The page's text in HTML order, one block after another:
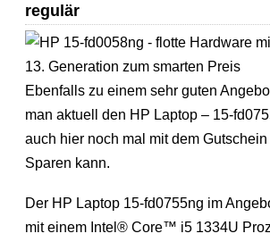
regulär
Ebenfalls zu einem sehr guten
man aktuell den HP Laptop – 15-
auch hier noch mal mit dem
Sparen kann.
Der HP Laptop 15-fd0755ng im
mit einem Intel® Core™ i5 1334U